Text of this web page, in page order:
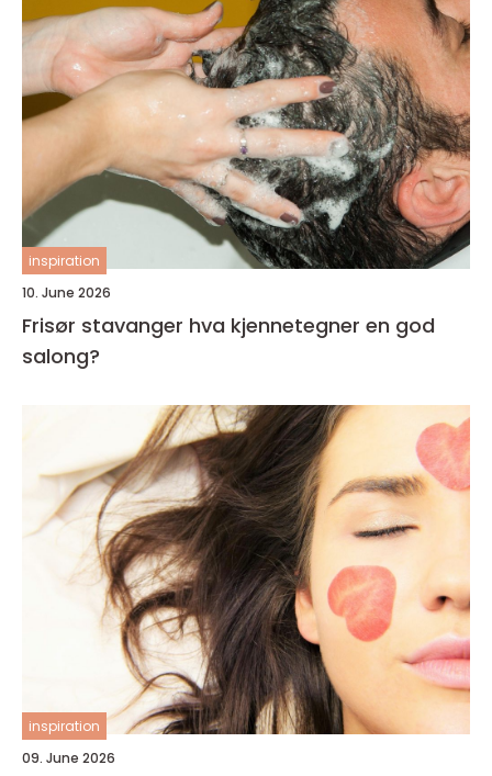
inspiration
10. June 2026
Frisør stavanger hva kjennetegner en god
salong?
inspiration
09. June 2026